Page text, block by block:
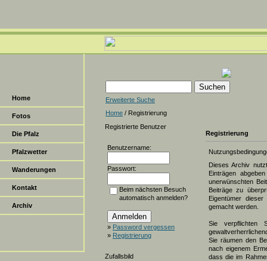
Home
Fotos
Die Pfalz
Pfalzwetter
Wanderungen
Kontakt
Archiv
Erweiterte Suche
Home / Registrierung
Registrierte Benutzer
Benutzername:
Passwort:
Beim nächsten Besuch
automatisch anmelden?
» Password vergessen
» Registrierung
Zufallsbild
Registrierung
Dieses Archiv
Einträgen
unerwünschten
Beiträge zu
Eigentümer
gemacht werden.
Sie verpflichten
Sie räumen den
nach eigenem
dass die im